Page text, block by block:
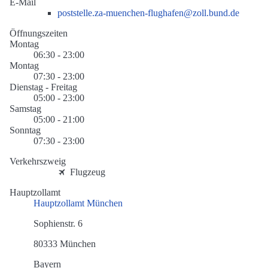
E-Mail
poststelle.za-muenchen-flughafen@zoll.bund.de
Öffnungszeiten
Montag
06:30 - 23:00
Montag
07:30 - 23:00
Dienstag - Freitag
05:00 - 23:00
Samstag
05:00 - 21:00
Sonntag
07:30 - 23:00
Verkehrszweig
Flugzeug
Hauptzollamt
Hauptzollamt München
Sophienstr. 6
80333 München
Bayern